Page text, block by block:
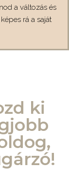
a változás és
rá a saját
ki